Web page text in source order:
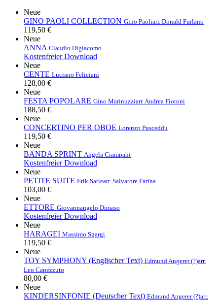
Neue
GINO PAOLI COLLECTION Gino Paoliarr. Donald Furlano
119,50 €
Neue
ANNA Claudio Digiacomo
Kostenfreier Download
Neue
CENTE Luciano Feliciani
128,00 €
Neue
FESTA POPOLARE Gino Marinuzziarr. Andrea Fioroni
188,50 €
Neue
CONCERTINO PER OBOE Lorenzo Pusceddu
119,50 €
Neue
BANDA SPRINT Angela Ciampani
Kostenfreier Download
Neue
PETITE SUITE Erik Satiearr. Salvatore Farina
103,00 €
Neue
ETTORE Giovannangelo Dimaso
Kostenfreier Download
Neue
HARAGEI Massimo Sgargi
119,50 €
Neue
TOY SYMPHONY (Englischer Text) Edmund Angerer (?)arr.
Leo Capezzuto
80,00 €
Neue
KINDERSINFONIE (Deutscher Text) Edmund Angerer (?)arr.